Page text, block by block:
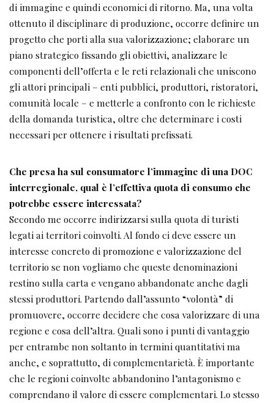
di immagine e quindi economici di ritorno. Ma, una volta
ottenuto il disciplinare di produzione, occorre definire un
progetto che porti alla sua valorizzazione; elaborare un
piano strategico fissando gli obiettivi, analizzare le
componenti dell’offerta e le reti relazionali che uniscono
gli attori principali – enti pubblici, produttori, ristoratori,
comunità locale – e metterle a confronto con le richieste
della domanda turistica, oltre che determinare i costi
necessari per ottenere i risultati prefissati.
Che presa ha sul consumatore l’immagine di una DOC
interregionale, qual è l’effettiva quota di consumo che
potrebbe essere interessata?
Secondo me occorre indirizzarsi sulla quota di turisti
legati ai territori coinvolti. Al fondo ci deve essere un
interesse concreto di promozione e valorizzazione del
territorio se non vogliamo che queste denominazioni
restino sulla carta e vengano abbandonate anche dagli
stessi produttori. Partendo dall’assunto “volontà” di
promuovere, occorre decidere che cosa valorizzare di una
regione e cosa dell’altra. Quali sono i punti di vantaggio
per entrambe non soltanto in termini quantitativi ma
anche, e soprattutto, di complementarietà. È importante
che le regioni coinvolte abbandonino l’antagonismo e
comprendano il valore di essere complementari. Lo stesso